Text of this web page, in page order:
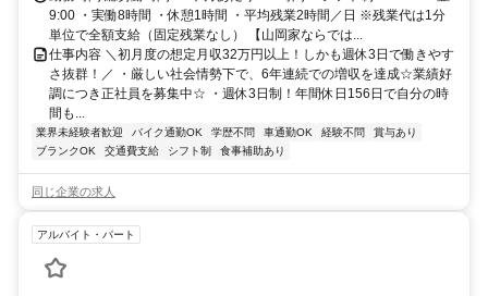
9:00 ・実働8時間 ・休憩1時間 ・平均残業2時間／日 ※残業代は1分
単位で全額支給（固定残業なし） 【山岡家ならでは...
仕事内容 ＼初月度の想定月収32万円以上！しかも週休3日で働きやす
さ抜群！／ ・厳しい社会情勢下で、6年連続での増収を達成☆業績好
調につき正社員を募集中☆ ・週休3日制！年間休日156日で自分の時
間も...
業界未経験者歓迎 バイク通勤OK 学歴不問 車通勤OK 経験不問
賞与あり
ブランクOK
交通費支給 シフト制 食事補助あり
同じ企業の求人
アルバイト・パート